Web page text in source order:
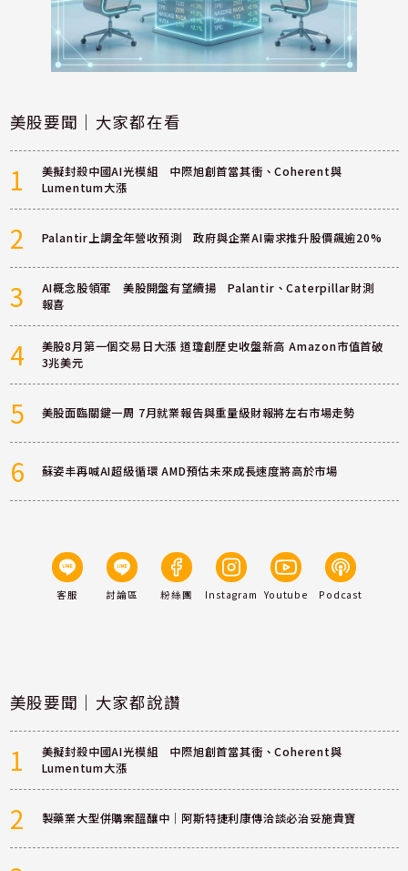
美股要聞｜大家都在看
1
美擬封殺中國AI光模組 中際旭創首當其衝、Coherent與
Lumentum大漲
2 Palantir上調全年營收預測 政府與企業AI需求推升股價飆逾20%
3
AI概念股領軍 美股開盤有望續揚 Palantir、Caterpillar財測
報喜
4
美股8月第一個交易日大漲 道瓊創歷史收盤新高 Amazon市值首破
3兆美元
5 美股面臨關鍵一周 7月就業報告與重量級財報將左右市場走勢
6 蘇姿丰再喊AI超級循環 AMD預估未來成長速度將高於市場
客服 討論區 粉絲團 Instagram Youtube Podcast
美股要聞｜大家都說讚
1
美擬封殺中國AI光模組 中際旭創首當其衝、Coherent與
Lumentum大漲
2 製藥業大型併購案醞釀中｜阿斯特捷利康傳洽談必治妥施貴寶